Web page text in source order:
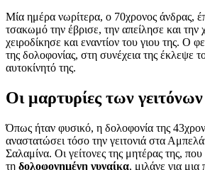
Μία ημέρα νωρίτερα, ο 70χρονος άνδρας,
τσακωμό την έβρισε, την απείλησε και
χειροδίκησε και εναντίον του γιου της. Ο
της δολοφονίας, στη συνέχεια της έκλεψε
αυτοκίνητό της.
Οι μαρτυρίες των γειτόνων
Όπως ήταν φυσικό, η δολοφονία της
αναστατώσει τόσο την γειτονιά στα
Σαλαμίνα. Οι γείτονες της μητέρας της,
τη δολοφονημένη γυναίκα, μιλάνε για